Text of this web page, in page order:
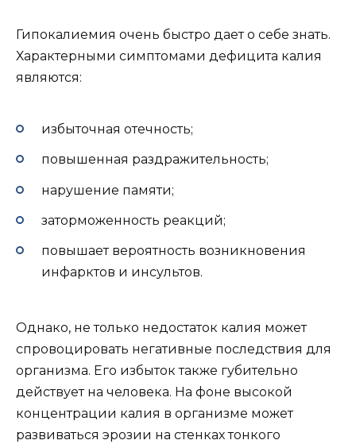
Гипокалиемия очень быстро дает о себе знать.
Характерными симптомами дефицита калия
являются:
избыточная отечность;
повышенная раздражительность;
нарушение памяти;
заторможенность реакций;
повышает вероятность возникновения
инфарктов и инсультов.
Однако, не только недостаток калия может
спровоцировать негативные последствия для
организма. Его избыток также губительно
действует на человека. На фоне высокой
концентрации калия в организме может
развиваться эрозии на стенках тонкого